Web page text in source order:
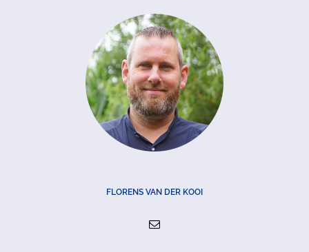
FLORENS VAN DER KOOI